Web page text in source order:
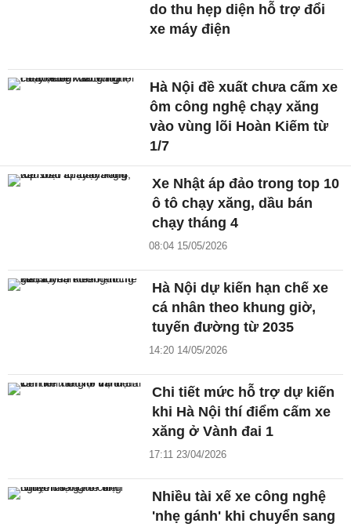
do thu hẹp diện hỗ trợ đổi
xe máy điện
Hà Nội đề xuất chưa cấm xe
ôm công nghệ chạy xăng
vào vùng lõi Hoàn Kiếm từ
1/7
Xe Nhật áp đảo trong top 10
ô tô chạy xăng, dầu bán
chạy tháng 4
08:04 15/05/2026
Hà Nội dự kiến hạn chế xe
cá nhân theo khung giờ,
tuyến đường từ 2035
14:20 14/05/2026
Chi tiết mức hỗ trợ dự kiến
khi Hà Nội thí điểm cấm xe
xăng ở Vành đai 1
17:11 23/04/2026
Nhiều tài xế xe công nghệ
'nhẹ gánh' khi chuyển sang